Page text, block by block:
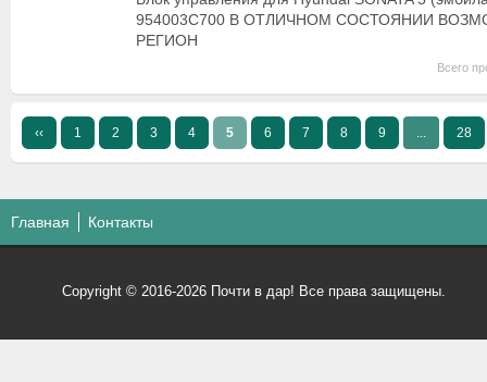
954003C700 В ОТЛИЧНОМ СОСТОЯНИИ
РЕГИОН
Всего
‹‹ 1 2 3 4 5 6 7 8 9 ... 28
Главная Контакты
Copyright © 2016-2026 Почти в дар! Все права защищены.